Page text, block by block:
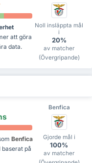
att göra
data.
Noll insläppta mål
i
20%
av matcher
(Övergripande)
Benfica
Benfica
på
Gjorde mål i
100%
av matcher